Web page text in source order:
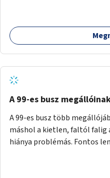
A 99-es busz
A 99-es busz több
máshol a kietlen, faltól
hiánya problémás. Fontos